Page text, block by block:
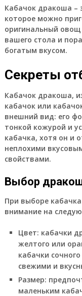
Кабачок дракоша –
которое можно
оригинальный
вашего стола и
богатым вкусом.
Секреты
Кабачок дракоша,
кабачок или
внешний вид: его
тонкой кожурой и
кабачка, хотя он и
неплохими
свойствами.
Выбор
При выборе
внимание на
Цвет: кабачки
желтого или
кабачки
свежими и
Размер:
маленьким